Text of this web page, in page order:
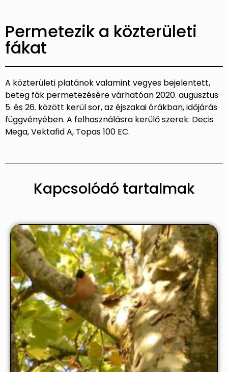
Permetezik a közterületi
fákat
A közterületi platánok valamint vegyes bejelentett,
beteg fák permetezésére várhatóan 2020. augusztus
5. és 26. között kerül sor, az éjszakai órákban, időjárás
függvényében. A felhasználásra kerülő szerek: Decis
Mega, Vektafid A, Topas 100 EC.
Kapcsolódó tartalmak